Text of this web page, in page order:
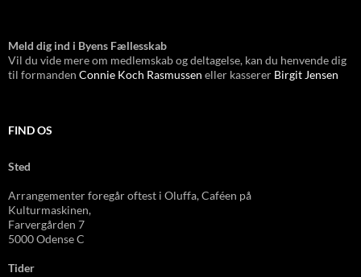
Meld dig ind i Byens Fællesskab
Vil du vide mere om medlemskab og deltagelse, kan du henvende dig
til formanden Connie Koch Rasmussen eller kasserer Birgit Jensen
FIND OS
Sted
Arrangementer foregår oftest i Oluffa, Caféen på
Kulturmaskinen,
Farvergården 7
5000 Odense C
Tider